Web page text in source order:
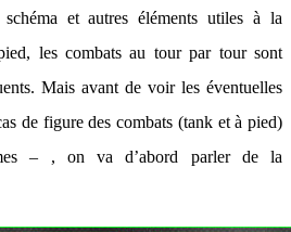
et autres éléments utiles à la
les combats au tour par tour sont
Mais avant de voir les éventuelles
de figure des combats (tank et à pied)
– , on va d’abord parler de la